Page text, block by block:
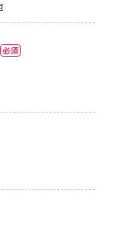
必須